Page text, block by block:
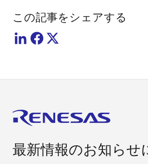
この記事をシェアする
最新情報のお知らせ